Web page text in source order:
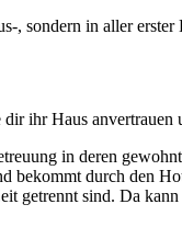
, sondern in aller
ihr Haus
in deren
bekommt durch den
getrennt sind. Da